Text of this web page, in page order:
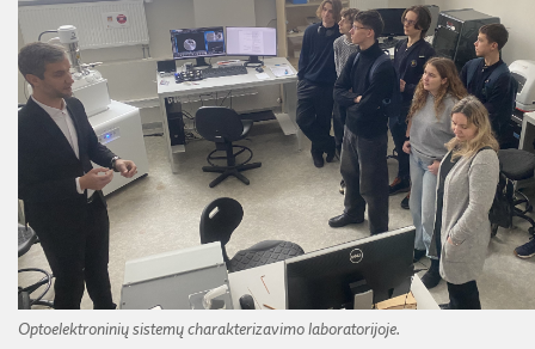
Optoelektroninių sistemų charakterizavimo laboratorijoje.